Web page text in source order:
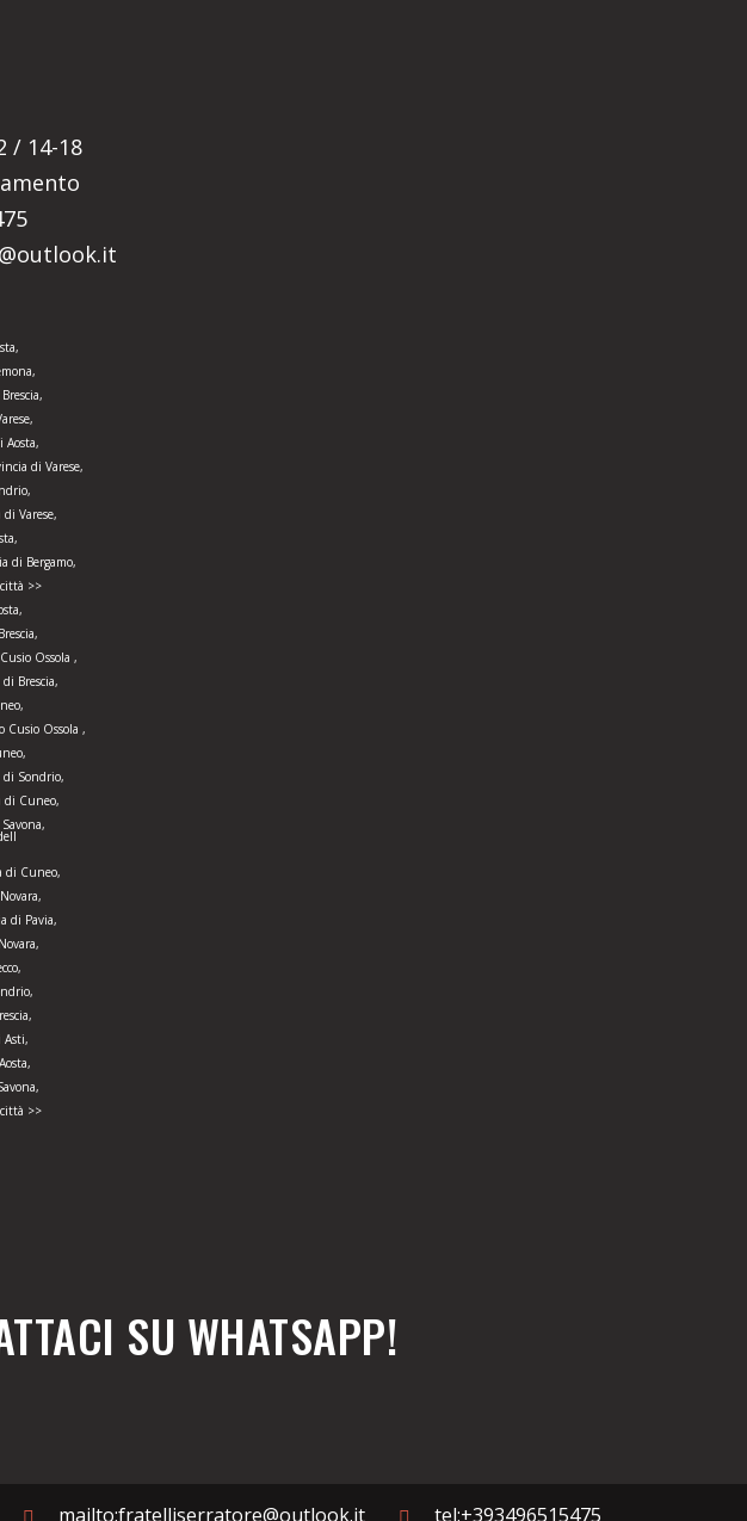
/ 14-18
Aosta,
di Varese,
Varese,
di Bergamo,
>>
Ossola ,
Brescia,
Cusio Ossola ,
Sondrio,
di Cuneo,
di Cuneo,
di Pavia,
Asti,
>>
SU WHATSAPP!
mailto:fratelliserratore@outlook.it tel:+393496515475